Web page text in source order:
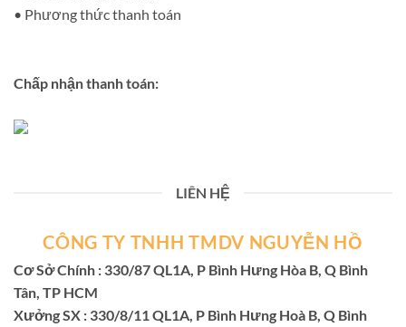
• Phương thức thanh toán
Chấp nhận thanh toán:
LIÊN HỆ
CÔNG TY TNHH TMDV NGUYỄN HỒ
Cơ Sở Chính : 330/87 QL1A, P Bình Hưng Hòa B, Q Bình
Tân, TP HCM
Xưởng SX : 330/8/11 QL1A, P Bình Hưng Hoà B, Q Bình